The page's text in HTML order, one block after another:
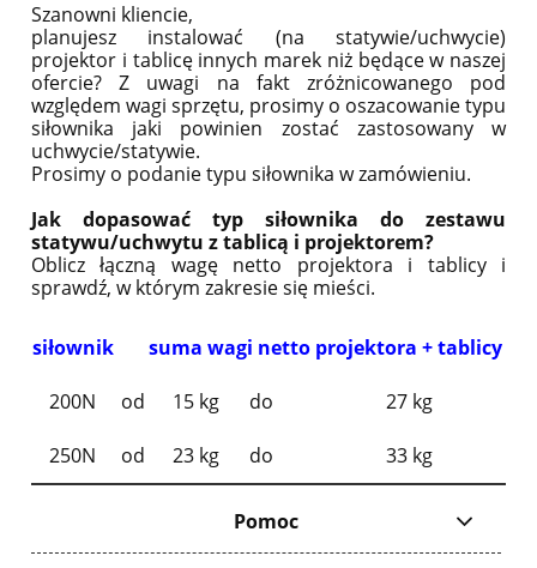
Szanowni kliencie,
planujesz instalować (na statywie/uchwycie)
projektor i tablicę innych marek niż będące w naszej
ofercie? Z uwagi na fakt zróżnicowanego pod
względem wagi sprzętu, prosimy o oszacowanie typu
siłownika jaki powinien zostać zastosowany w
uchwycie/statywie.
Prosimy o podanie typu siłownika w zamówieniu.
Jak dopasować typ siłownika do zestawu
statywu/uchwytu z tablicą i projektorem?
Oblicz łączną wagę netto projektora i tablicy i
sprawdź, w którym zakresie się mieści.
siłownik suma wagi netto projektora + tablicy
200N od 15 kg do 27 kg
250N od 23 kg do 33 kg
Pomoc